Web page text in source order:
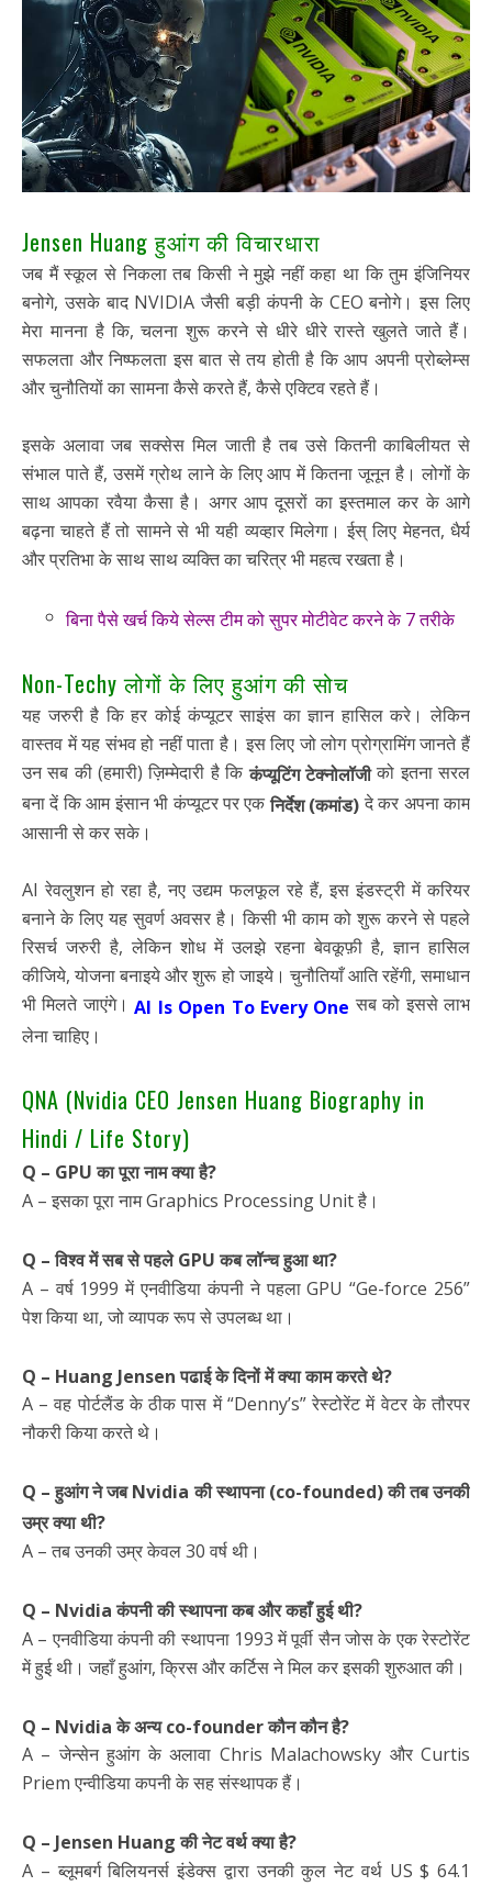
Jensen Huang हुआंग की विचारधारा
जब मैं स्कूल से निकला तब किसी ने मुझे नहीं कहा था कि तुम इंजिनियर
बनोगे, उसके बाद NVIDIA जैसी बड़ी कंपनी के CEO बनोगे। इस लिए
मेरा मानना है कि, चलना शुरू करने से धीरे धीरे रास्ते खुलते जाते हैं।
सफलता और निष्फलता इस बात से तय होती है कि आप अपनी प्रोब्लेम्स
और चुनौतियों का सामना कैसे करते हैं, कैसे एक्टिव रहते हैं।
इसके अलावा जब सक्सेस मिल जाती है तब उसे कितनी काबिलीयत से
संभाल पाते हैं, उसमें ग्रोथ लाने के लिए आप में कितना जूनून है। लोगों के
साथ आपका रवैया कैसा है। अगर आप दूसरों का इस्तमाल कर के आगे
बढ़ना चाहते हैं तो सामने से भी यही व्यव्हार मिलेगा। ईस् लिए मेहनत, धैर्य
और प्रतिभा के साथ साथ व्यक्ति का चरित्र भी महत्व रखता है।
बिना पैसे खर्च किये सेल्स टीम को सुपर मोटीवेट करने के 7 तरीके
Non-Techy लोगों के लिए हुआंग की सोच
यह जरुरी है कि हर कोई कंप्यूटर साइंस का ज्ञान हासिल करे। लेकिन
वास्तव में यह संभव हो नहीं पाता है। इस लिए जो लोग प्रोग्रामिंग जानते हैं
उन सब की (हमारी) ज़िम्मेदारी है किकंप्यूटिंग टेक्नोलॉजीको इतना सरल
बना दें कि आम इंसान भी कंप्यूटर पर एकनिर्देश (कमांड)दे कर अपना काम
आसानी से कर सके।
AI रेवलुशन हो रहा है, नए उद्यम फलफूल रहे हैं, इस इंडस्ट्री में करियर
बनाने के लिए यह सुवर्ण अवसर है। किसी भी काम को शुरू करने से पहले
रिसर्च जरुरी है, लेकिन शोध में उलझे रहना बेवकूफ़ी है, ज्ञान हासिल
कीजिये, योजना बनाइये और शुरू हो जाइये। चुनौतियाँ आति रहेंगी, समाधान
भी मिलते जाएंगे। AI Is Open To Every One सब को इससे लाभ
लेना चाहिए।
QNA (Nvidia CEO Jensen Huang Biography in
Hindi / Life Story)
Q – GPU का पूरा नाम क्या है?
A – इसका पूरा नाम Graphics Processing Unit है।
Q – विश्व में सब से पहले GPU कब लॉन्च हुआ था?
A – वर्ष 1999 में एनवीडिया कंपनी ने पहला GPU “Ge-force 256”
पेश किया था, जो व्यापक रूप से उपलब्ध था।
Q – Huang Jensen पढाई के दिनों में क्या काम करते थे?
A – वह पोर्टलैंड के ठीक पास में “Denny’s” रेस्टोरेंट में वेटर के तौरपर
नौकरी किया करते थे।
Q – हुआंग ने जब Nvidia की स्थापना (co-founded) की तब उनकी
उम्र क्या थी?
A – तब उनकी उम्र केवल 30 वर्ष थी।
Q – Nvidia कंपनी की स्थापना कब और कहाँ हुई थी?
A – एनवीडिया कंपनी की स्थापना 1993 में पूर्वी सैन जोस के एक रेस्टोरेंट
में हुई थी। जहाँ हुआंग, क्रिस और कर्टिस ने मिल कर इसकी शुरुआत की।
Q – Nvidia के अन्य co-founder कौन कौन है?
A – जेन्सेन हुआंग के अलावा Chris Malachowsky और Curtis
Priem एन्वीडिया कपनी के सह संस्थापक हैं।
Q – Jensen Huang की नेट वर्थ क्या है?
A – ब्लूमबर्ग बिलियनर्स इंडेक्स द्वारा उनकी कुल नेट वर्थ US $ 64.1